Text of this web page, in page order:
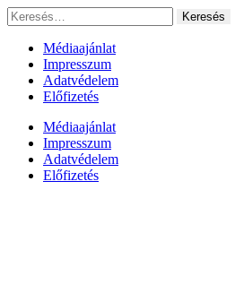
Ugrás
a
tartalomhoz
Keresés:
Médiaajánlat
Impresszum
Adatvédelem
Előfizetés
Médiaajánlat
Impresszum
Adatvédelem
Előfizetés